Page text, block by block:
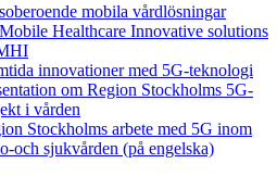
mobila vårdlösningar
Healthcare Innovative solutions
innovationer med 5G-teknologi
om Region Stockholms 5G-
i vården
Stockholms arbete med 5G inom
och sjukvården (på engelska)